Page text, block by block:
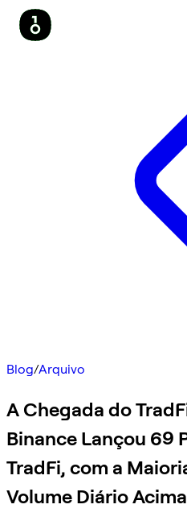
Blog/Arquivo
A Chegada do
Binance Lançou 69
TradFi, com a
Volume Diário